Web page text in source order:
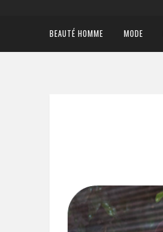
BEAUTÉ HOMME MODE